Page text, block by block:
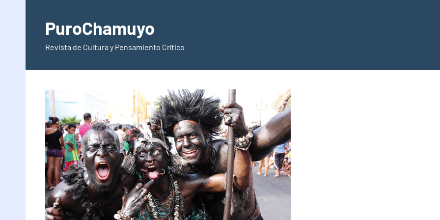
contenidoPuroChamuyo
Revista de Cultura y Pensamiento Crítico